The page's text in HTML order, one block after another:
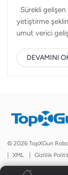
Sürekli
yetiştirme
umut verici
verimlilikle
dönüşümün bir
sürecidir. Şimdi,
süreç daha
doğruluk,...
DEVAMINI
© 2026 TopXGun
|
XML | Gizlilik